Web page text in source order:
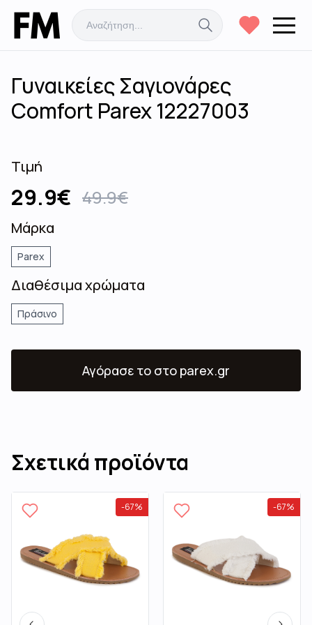
Γυναικείες Σαγιονάρες
Comfort Parex 12227003
Τιμή
29.9€ 49.9€
Μάρκα
Parex
Διαθέσιμα χρώματα
Πράσινο
Αγόρασε το στο parex.gr
Σχετικά προϊόντα
-67% -67%